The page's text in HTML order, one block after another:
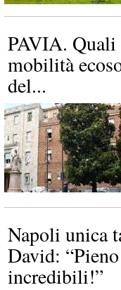
PAVIA. Quali
mobilità
del...
Napoli unica
David:
incredibili!”